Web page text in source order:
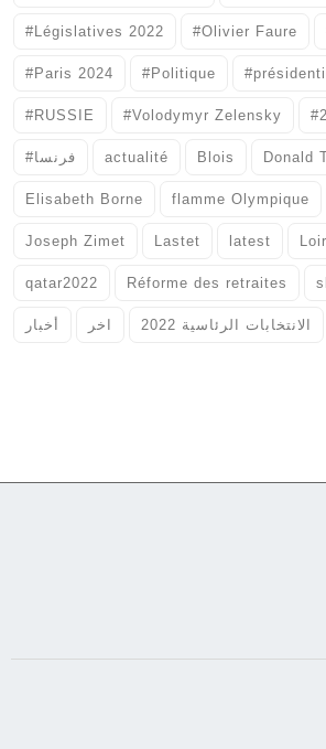
#Législatives 2022 #Olivier Faure
#Paris 2024 #Politique
#RUSSIE #Volodymyr Zelensky
#فرنسا actualité Blois Donald
Elisabeth Borne flamme Olympique
Joseph Zimet Lastet latest
qatar2022 Réforme des retraites
أخبار اخر الانتخابات الرئاسية 2022